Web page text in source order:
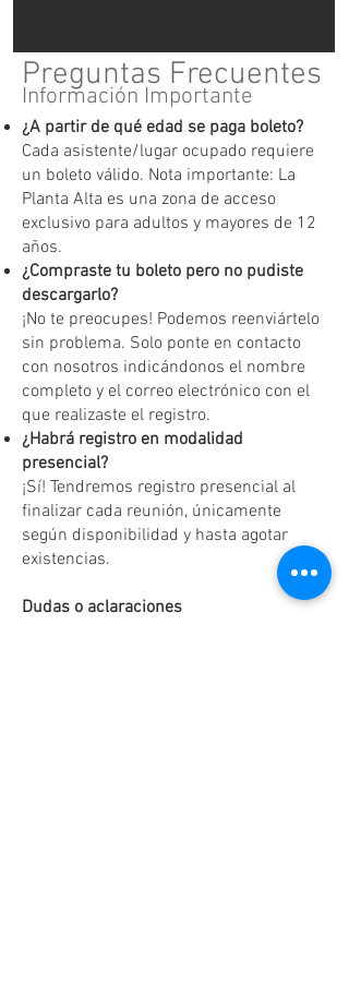
Preguntas Frecuentes
Información Importante
¿A partir de qué edad se paga boleto?
Cada asistente/lugar ocupado requiere
un boleto válido. Nota importante: La
Planta Alta es una zona de acceso
exclusivo para adultos y mayores de 12
años.
¿Compraste tu boleto pero no pudiste
descargarlo?
¡No te preocupes! Podemos reenviártelo
sin problema. Solo ponte en contacto
con nosotros indicándonos el nombre
completo y el correo electrónico con el
que realizaste el registro.
¿Habrá registro en modalidad
presencial?
¡Sí! Tendremos registro presencial al
finalizar cada reunión, únicamente
según disponibilidad y hasta agotar
existencias.
Dudas o aclaraciones